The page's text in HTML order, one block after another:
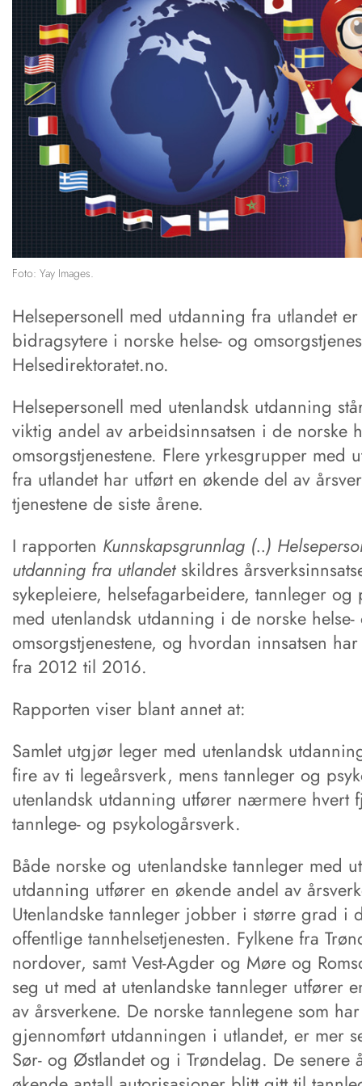
Foto: Yay Images.
Helsepersonell med utdanning fra utlandet
bidragsytere i norske helse- og
Helsedirektoratet.no.
Helsepersonell med utenlandsk utdanning
viktig andel av arbeidsinnsatsen i de norske
omsorgstjenestene. Flere yrkesgrupper med
fra utlandet har utført en økende del av
tjenestene de siste årene.
I rapporten Kunnskapsgrunnlag (..)
utdanning fra utlandetskildres
sykepleiere, helsefagarbeidere, tannleger og
med utenlandsk utdanning i de norske helse-
omsorgstjenestene, og hvordan innsatsen
fra 2012 til 2016.
Rapporten viser blant annet at:
Samlet utgjør leger med utenlandsk
fire av ti legeårsverk, mens tannleger og
utenlandsk utdanning utfører nærmere hvert
tannlege- og psykologårsverk.
Både norske og utenlandske tannleger med
utdanning utfører en økende andel av
Utenlandske tannleger jobber i større grad i
offentlige tannhelsetjenesten. Fylkene fra
nordover, samt Vest-Agder og Møre og
seg ut med at utenlandske tannleger utfører
av årsverkene. De norske tannlegene som har
gjennomført utdanningen i utlandet, er mer
Sør- og Østlandet og i Trøndelag. De senere